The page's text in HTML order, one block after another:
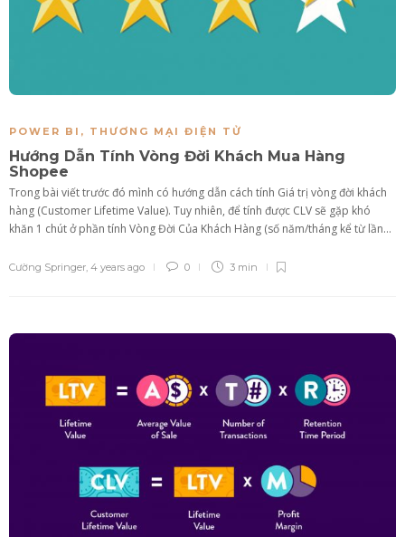
POWER BI , THƯƠNG MẠI ĐIỆN TỬ
Hướng Dẫn Tính Vòng Đời Khách Mua Hàng
Shopee
Trong bài viết trước đó mình có hướng dẫn cách tính Giá trị vòng đời khách
hàng (Customer Lifetime Value). Tuy nhiên, để tính được CLV sẽ gặp khó
khăn 1 chút ở phần tính Vòng Đời Của Khách Hàng (số năm/tháng kể từ lần...
Cường Springer, 4 years ago 0 3 min